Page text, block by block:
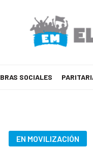
SOCIALES
EN MOVILIZACIÓN